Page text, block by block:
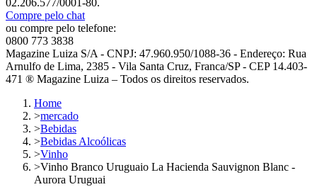
02.206.577/0001-80.
Compre pelo chat
ou compre pelo telefone:
0800 773 3838
Magazine Luiza S/A - CNPJ: 47.960.950/1088-36 - Endereço: Rua
Arnulfo de Lima, 2385 - Vila Santa Cruz, Franca/SP - CEP 14.403-
471 ® Magazine Luiza – Todos os direitos reservados.
Home
>mercado
>Bebidas
>Bebidas Alcoólicas
>Vinho
>Vinho Branco Uruguaio La Hacienda Sauvignon Blanc -
Aurora Uruguai